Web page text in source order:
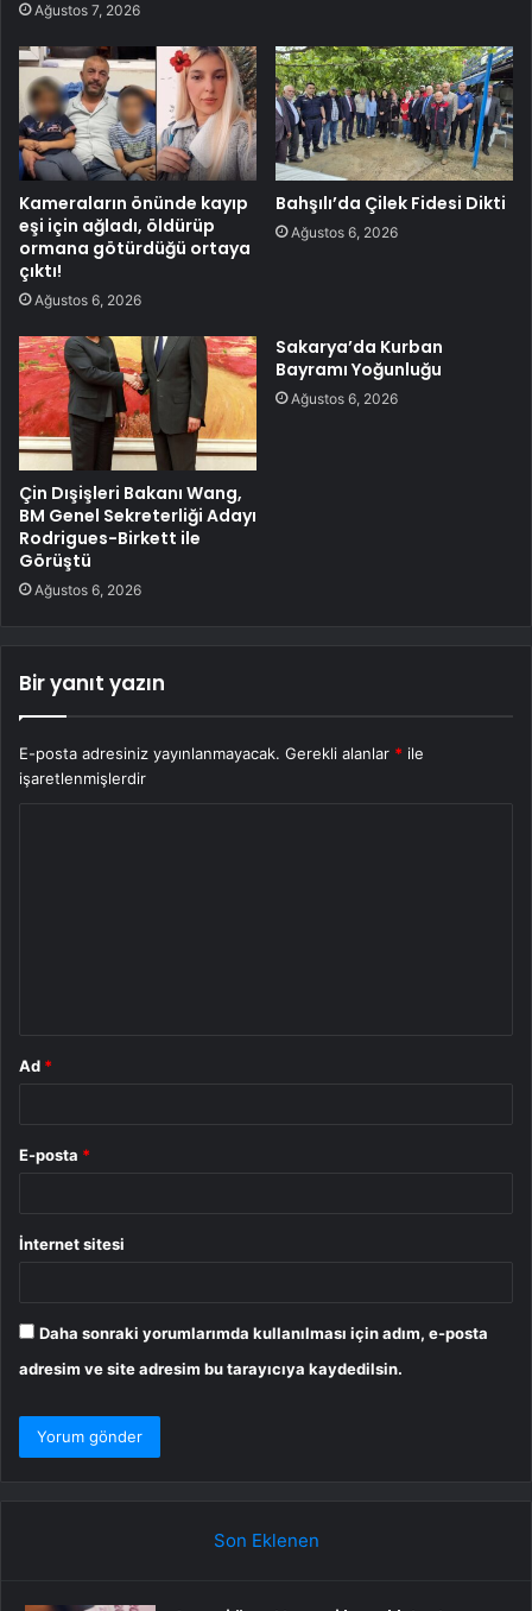
Ağustos 7, 2026
Kameraların önünde kayıp
eşi için ağladı, öldürüp
ormana götürdüğü ortaya
çıktı!
Ağustos 6, 2026
Bahşılı’da Çilek Fidesi Dikti
Ağustos 6, 2026
Çin Dışişleri Bakanı Wang,
BM Genel Sekreterliği Adayı
Rodrigues-Birkett ile
Görüştü
Ağustos 6, 2026
Sakarya’da Kurban
Bayramı Yoğunluğu
Ağustos 6, 2026
Bir yanıt yazın
E-posta adresiniz yayınlanmayacak. Gerekli alanlar * ile
işaretlenmişlerdir
Ad *
E-posta *
İnternet sitesi
Daha sonraki yorumlarımda kullanılması için adım, e-posta
adresim ve site adresim bu tarayıcıya kaydedilsin.
Son Eklenen